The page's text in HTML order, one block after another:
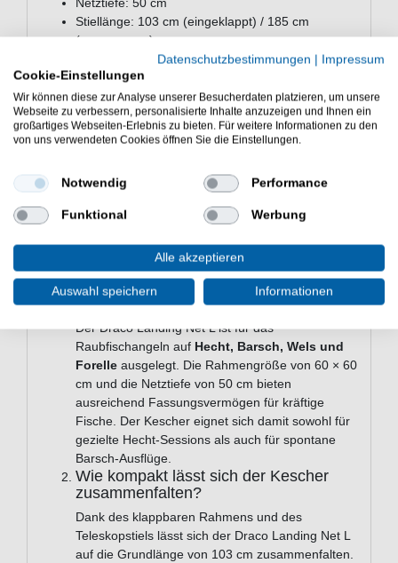
Netztiefe: 50 cm
Stiellänge: 103 cm (eingeklappt) / 185 cm
(ausgezogen)
Rahmensystem: Klappbar
Stiel: Teleskop, Aluminium
Netz: beschichtet
Zubehör: Gürtelclip
Netzmaterial: 100% Polyester mit Beschichtung
aus 100% Polychlorid
Häufige Fragen zum Kinetic Draco
Landing Net L
Für welche Zielfische eignet sich der
Kinetic Draco Landing Net L?
Der Draco Landing Net L ist für das
Raubfischangeln auf Hecht, Barsch, Wels und
Forelle ausgelegt. Die Rahmengröße von 60 × 60
cm und die Netztiefe von 50 cm bieten
ausreichend Fassungsvermögen für kräftige
Fische. Der Kescher eignet sich damit sowohl für
gezielte Hecht-Sessions als auch für spontane
Barsch-Ausflüge.
Wie kompakt lässt sich der Kescher
zusammenfalten?
Dank des klappbaren Rahmens und des
Teleskopstiels lässt sich der Draco Landing Net L
auf die Grundlänge von 103 cm zusammenfalten.
Datenschutzbestimmungen | Impressum
Cookie-Einstellungen
Wir können diese zur Analyse unserer Besucherdaten platzieren, um unsere
Webseite zu verbessern, personalisierte Inhalte anzuzeigen und Ihnen ein
großartiges Webseiten-Erlebnis zu bieten. Für weitere Informationen zu den
von uns verwendeten Cookies öffnen Sie die Einstellungen.
Notwendig Performance
Funktional Werbung
Alle akzeptieren
Auswahl speichern Informationen